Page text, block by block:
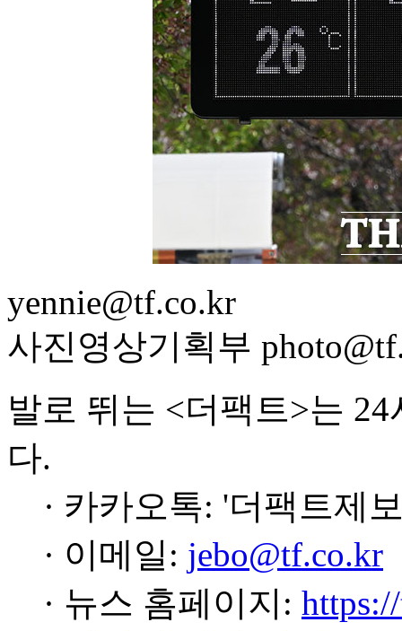
yennie@tf.co.kr
사진영상기획부
발로 뛰는 <더팩트>는
다.
· 카카오톡: '더팩트제
· 이메일: jebo@tf.co.kr
· 뉴스 홈페이지: